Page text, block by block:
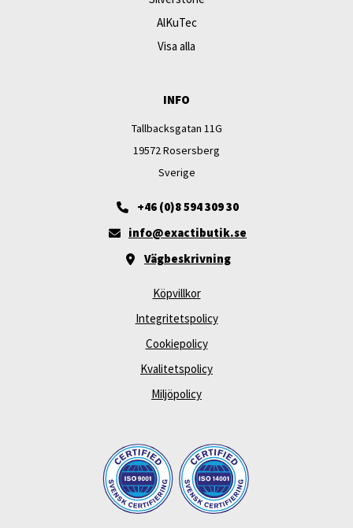
AlKuTec
Visa alla
INFO
Tallbacksgatan 11G
19572 Rosersberg
Sverige
+46 (0)8 594 309 30
info@exactibutik.se
Vägbeskrivning
Köpvillkor
Integritetspolicy
Cookiepolicy
Kvalitetspolicy
Miljöpolicy